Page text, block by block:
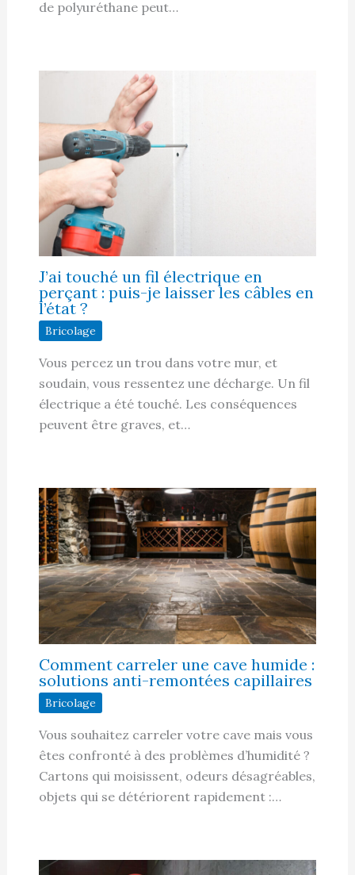
de polyuréthane peut…
J’ai touché un fil électrique en
perçant : puis-je laisser les câbles en
l’état ?
Bricolage
Vous percez un trou dans votre mur, et
soudain, vous ressentez une décharge. Un fil
électrique a été touché. Les conséquences
peuvent être graves, et…
Comment carreler une cave humide :
solutions anti-remontées capillaires
Bricolage
Vous souhaitez carreler votre cave mais vous
êtes confronté à des problèmes d’humidité ?
Cartons qui moisissent, odeurs désagréables,
objets qui se détériorent rapidement :…